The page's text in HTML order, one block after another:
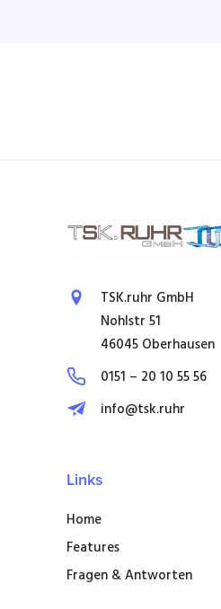
TSK.ruhr GmbH
Nohlstr 51
46045 Oberhausen
0151 – 20 10 55 56
info@tsk.ruhr
Links
Home
Features
Fragen & Antworten